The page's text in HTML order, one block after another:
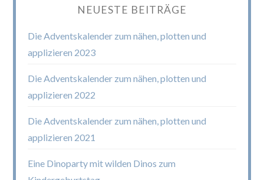
NEUESTE BEITRÄGE
Die Adventskalender zum nähen, plotten und
applizieren 2023
Die Adventskalender zum nähen, plotten und
applizieren 2022
Die Adventskalender zum nähen, plotten und
applizieren 2021
Eine Dinoparty mit wilden Dinos zum